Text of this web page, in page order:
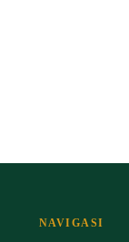
NAVIGASI